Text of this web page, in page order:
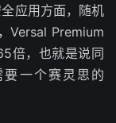
应用方面，随机
Versal Premium
倍，也就是说同
一个赛灵思的